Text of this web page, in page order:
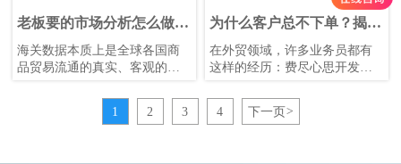
老板要的市场分析怎么做？
用海关数据，3步就搞定！
精准又高效！
海关数据本质上是全球各国商
品贸易流通的真实、客观的记
新闻，是基于实际发生交易的
原始数据，因此具有极高的分
为什么客户总不下单？揭秘
高效跟进的7大关键策略
在外贸领域，许多业务员都有
这样的经历：费尽心思开发客
订单落地。无论是B2B网站的询
盘、展会的潜在客户，还是社
1 2 3 4 下一页 >